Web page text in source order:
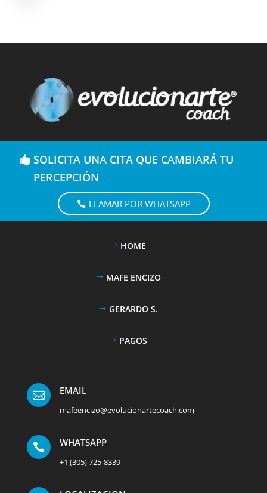
SOLICITA UNA CITA QUE CAMBIARÁ TU
PERCEPCIÓN
LLAMAR POR WHATSAPP
HOME
MAFE ENCIZO
GERARDO S.
PAGOS
 EMAIL
mafeencizo@evolucionartecoach.com
 WHATSAPP
+1 (305) 725-8339